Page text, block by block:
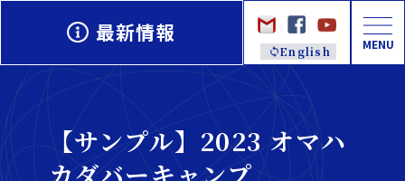
MENU
English
最新情報
【サンプル】2023 オマハ
カダバーキャンプ